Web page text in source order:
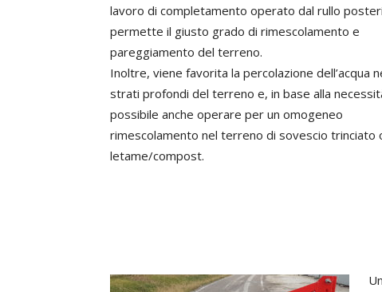
lavoro di completamento operato dal rullo
permette il giusto grado di rimescolamento e
pareggiamento del terreno.
Inoltre, viene favorita la percolazione dell’acqua
strati profondi del terreno e, in base alla
possibile anche operare per un omogeneo
rimescolamento nel terreno di sovescio trinciato
letame/compost.